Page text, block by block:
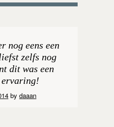
nog eens een
zelfs nog
dit was een
by daaan